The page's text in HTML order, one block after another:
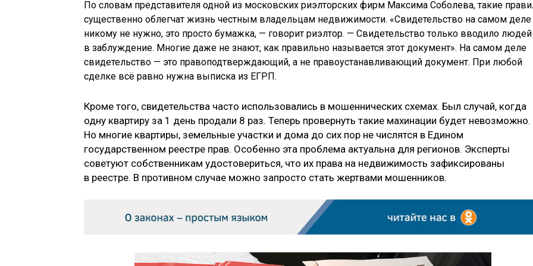
По словам представителя одной из московских риэлторских фирм Максима Соболева, такие
существенно облегчат жизнь честным владельцам недвижимости. «Свидетельство на самом деле
никому не нужно, это просто бумажка, — говорит риэлтор. — Свидетельство только вводило людей
в заблуждение. Многие даже не знают, как правильно называется этот документ». На самом деле
свидетельство — это правоподтверждающий, а не правоустанавливающий документ. При любой
сделке всё равно нужна выписка из ЕГРП.
Кроме того, свидетельства часто использовались в мошеннических схемах. Был случай, когда
одну квартиру за 1 день продали 8 раз. Теперь провернуть такие махинации будет невозможно.
Но многие квартиры, земельные участки и дома до сих пор не числятся в Едином
государственном реестре прав. Особенно эта проблема актуальна для регионов. Эксперты
советуют собственникам удостовериться, что их права на недвижимость зафиксированы
в реестре. В противном случае можно запросто стать жертвами мошенников.